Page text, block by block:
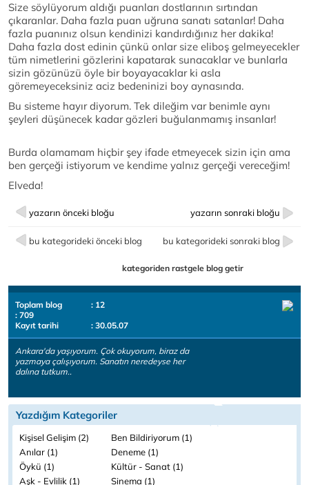
Size söylüyorum aldığı puanları dostlarının sırtından
çıkaranlar. Daha fazla puan uğruna sanatı satanlar! Daha
fazla puanınız olsun kendinizi kandırdığınız her dakika!
Daha fazla dost edinin çünkü onlar size eliboş gelmeyecekler
tüm nimetlerini gözlerini kapatarak sunacaklar ve bunlarla
sizin gözünüzü öyle bir boyayacaklar ki asla
göremeyeceksiniz aciz bedeninizi boy aynasında.
Bu sisteme hayır diyorum. Tek dileğim var benimle aynı
şeyleri düşünecek kadar gözleri buğulanmamış insanlar!
Burda olamamam hiçbir şey ifade etmeyecek sizin için ama
ben gerçeği istiyorum ve kendime yalnız gerçeği vereceğim!
Elveda!
yazarın önceki bloğu yazarın sonraki bloğu
bu kategorideki önceki blog bu kategorideki sonraki blog
kategoriden rastgele blog getir
Toplam blog
: 12
: 709
Kayıt tarihi
: 30.05.07
Ankara'da yaşıyorum. Çok okuyorum, biraz da
yazmaya çalışıyorum. Sanatın neredeyse her
dalına tutkum..
Yazdığım Kategoriler
Kişisel Gelişim (2)
Ben Bildiriyorum (1)
Anılar (1)
Deneme (1)
Öykü (1)
Kültür - Sanat (1)
Aşk - Evlilik (1)
Sinema (1)